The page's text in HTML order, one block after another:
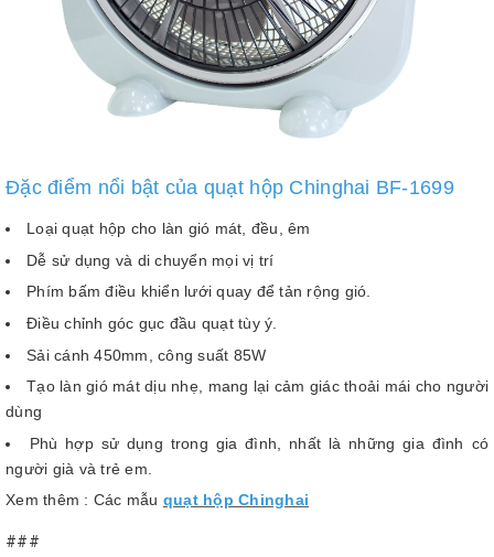
Đặc điểm nổi bật của quạt hộp Chinghai BF-1699
Loại quạt hộp cho làn gió mát, đều, êm
Dễ sử dụng và di chuyển mọi vị trí
Phím bấm điều khiển lưới quay để tản rộng gió.
Điều chỉnh góc gục đầu quạt tùy ý.
Sải cánh 450mm, công suất 85W
Tạo làn gió mát dịu nhẹ, mang lại cảm giác thoải mái cho người
dùng
Phù hợp sử dụng trong gia đình, nhất là những gia đình có
người già và trẻ em.
Xem thêm : Các mẫu quạt hộp Chinghai
###